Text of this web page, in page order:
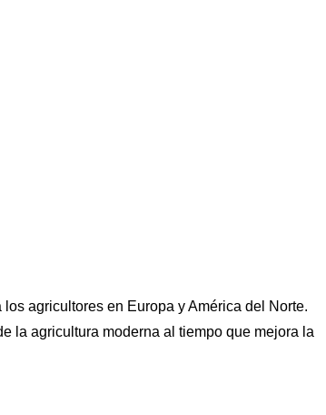
agricultores en Europa y América del Norte.
la agricultura moderna al tiempo que mejora la